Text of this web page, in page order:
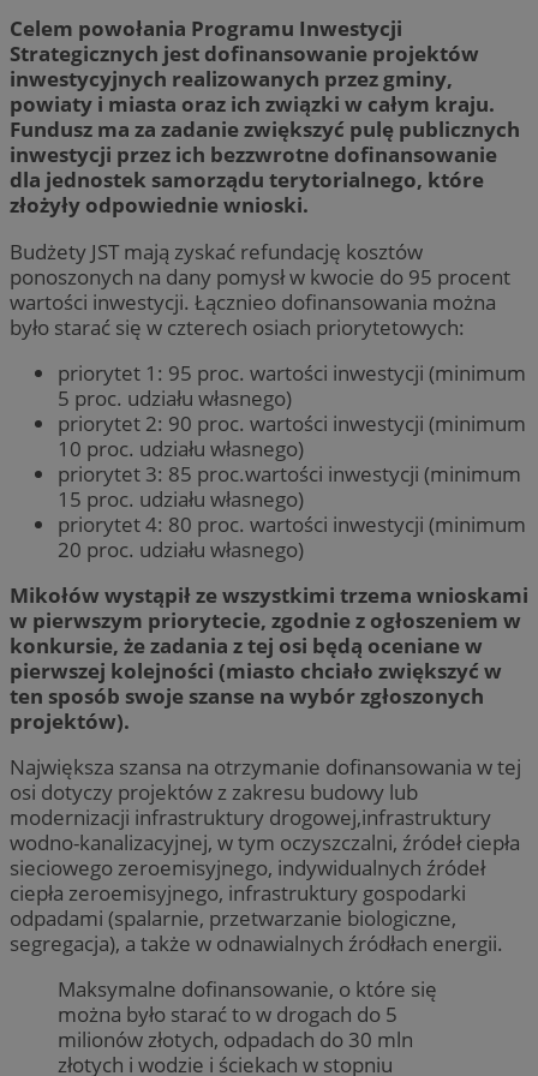
Celem powołania Programu Inwestycji
Strategicznych jest dofinansowanie projektów
inwestycyjnych realizowanych przez gminy,
powiaty i miasta oraz ich związki w całym kraju.
Fundusz ma za zadanie zwiększyć pulę publicznych
inwestycji przez ich bezzwrotne dofinansowanie
dla jednostek samorządu terytorialnego, które
złożyły odpowiednie wnioski.
Budżety JST mają zyskać refundację kosztów
ponoszonych na dany pomysł w kwocie do 95 procent
wartości inwestycji. Łącznieo dofinansowania można
było starać się w czterech osiach priorytetowych:
priorytet 1: 95 proc. wartości inwestycji (minimum
5 proc. udziału własnego)
priorytet 2: 90 proc. wartości inwestycji (minimum
10 proc. udziału własnego)
priorytet 3: 85 proc.wartości inwestycji (minimum
15 proc. udziału własnego)
priorytet 4: 80 proc. wartości inwestycji (minimum
20 proc. udziału własnego)
Mikołów wystąpił ze wszystkimi trzema wnioskami
w pierwszym priorytecie, zgodnie z ogłoszeniem w
konkursie, że zadania z tej osi będą oceniane w
pierwszej kolejności (miasto chciało zwiększyć w
ten sposób swoje szanse na wybór zgłoszonych
projektów).
Największa szansa na otrzymanie dofinansowania w tej
osi dotyczy projektów z zakresu budowy lub
modernizacji infrastruktury drogowej,infrastruktury
wodno-kanalizacyjnej, w tym oczyszczalni, źródeł ciepła
sieciowego zeroemisyjnego, indywidualnych źródeł
ciepła zeroemisyjnego, infrastruktury gospodarki
odpadami (spalarnie, przetwarzanie biologiczne,
segregacja), a także w odnawialnych źródłach energii.
Maksymalne dofinansowanie, o które się
można było starać to w drogach do 5
milionów złotych, odpadach do 30 mln
złotych i wodzie i ściekach w stopniu